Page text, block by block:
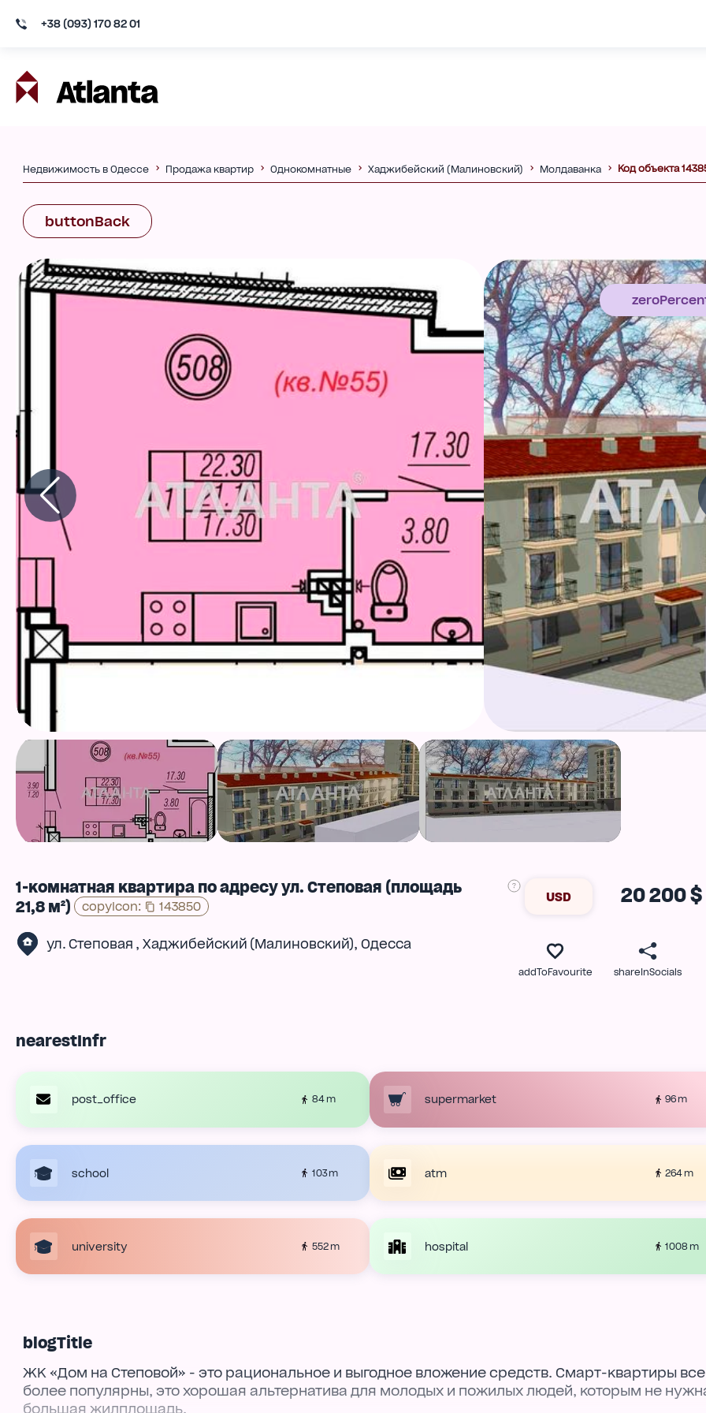
+38 (093) 170 82 01
Недвижимость в Одессе Продажа квартир Однокомнатные Хаджибейский (Малиновский) Молдаванка Код объекта
buttonBack
1-комнатная квартира по адресу ул. Степовая (площадь
21,8 м²)
copyIcon: 143850
ул. Степовая , Хаджибейский (Малиновский), Одесса
USD 20 200 $
addToFavourite shareInSocials
nearestInfr
post_office 84 m supermarket 96 m
school 103 m atm 264 m
university 552 m hospital 1008 m
blogTitle
ЖК «Дом на Степовой» - это рациональное и выгодное вложение средств. Смарт-квартиры все
более популярны, это хорошая альтернатива для молодых и пожилых людей, которым не
большая жилплощадь.